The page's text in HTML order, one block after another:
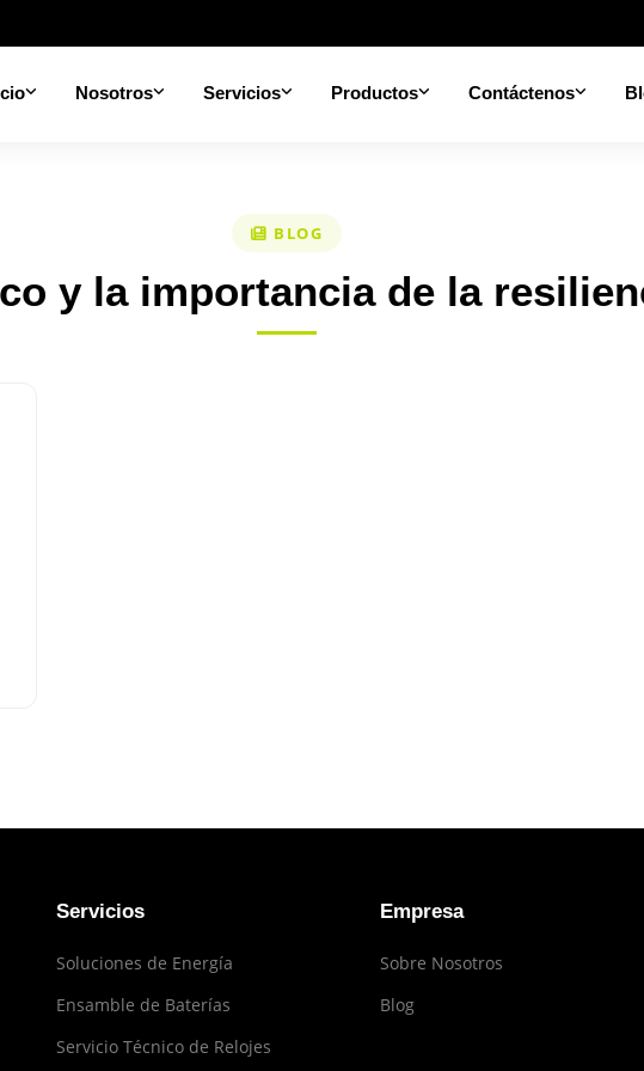
Nosotros Servicios Productos Contáctenos
BLOG
y la importancia de la
Servicios
Soluciones de Energía
Ensamble de Baterías
Servicio Técnico de Relojes
Empresa
Sobre Nosotros
Blog